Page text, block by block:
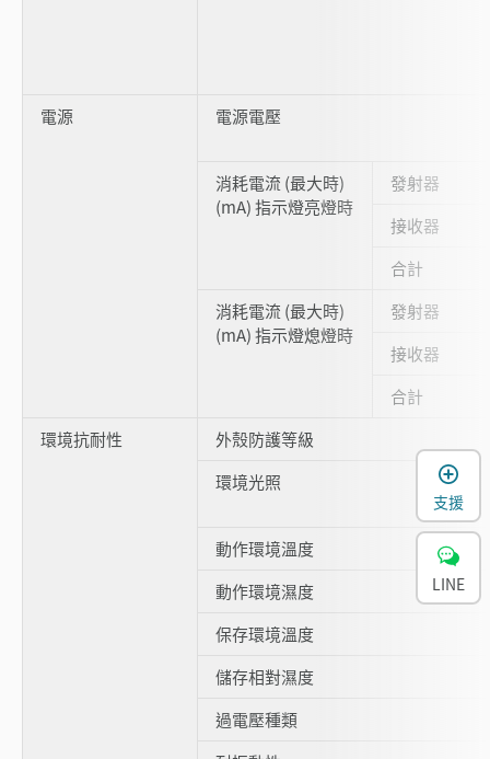
電源 電源電壓
消耗電流 (最大時)
(mA) 指示燈亮燈時
發射器
接收器
合計
消耗電流 (最大時)
(mA) 指示燈熄燈時
發射器
接收器
合計
環境抗耐性
外殼防護等級
環境光照
動作環境溫度
動作環境濕度
保存環境溫度
儲存相對濕度
過電壓種類
支援
LINE